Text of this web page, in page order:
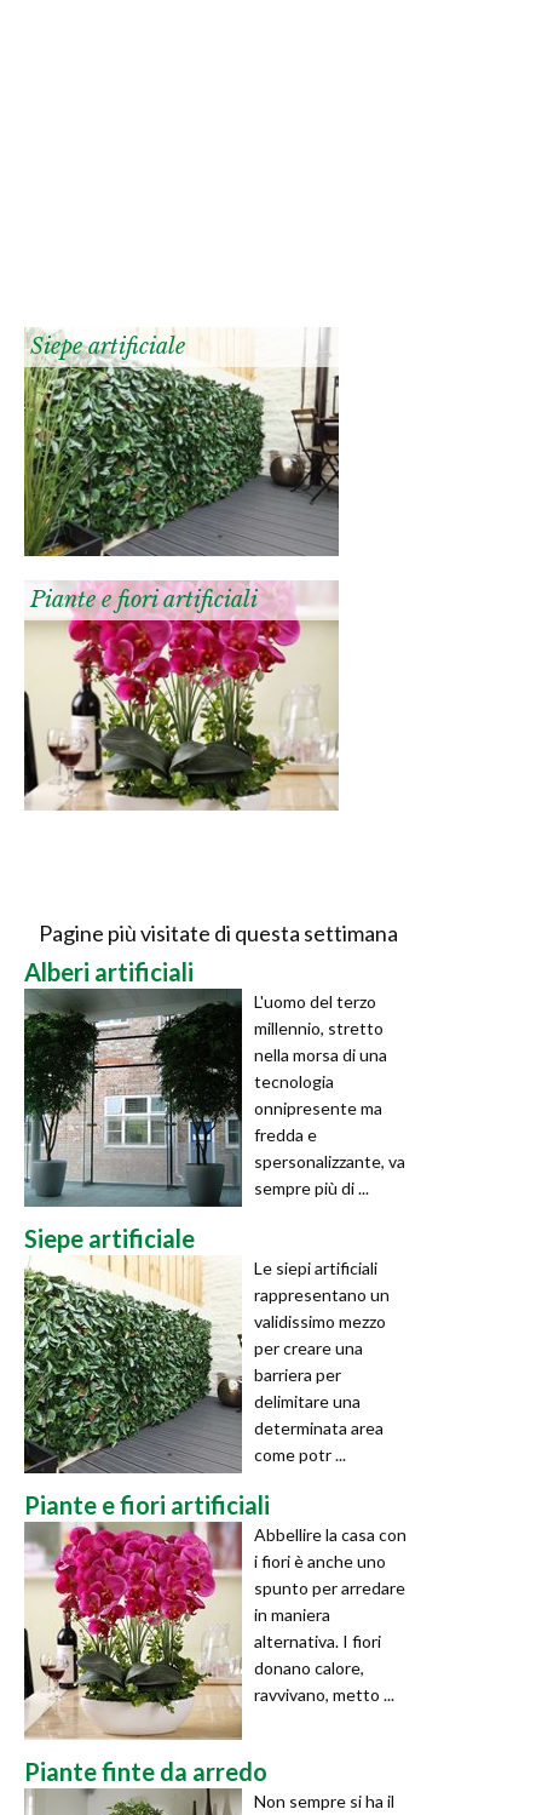
Siepe artificiale
Piante e fiori artificiali
Pagine più visitate di questa settimana
Alberi artificiali
L'uomo del terzo
millennio, stretto
nella morsa di una
tecnologia
onnipresente ma
fredda e
spersonalizzante, va
sempre più di ...
Siepe artificiale
Le siepi artificiali
rappresentano un
validissimo mezzo
per creare una
barriera per
delimitare una
determinata area
come potr ...
Piante e fiori artificiali
Abbellire la casa con
i fiori è anche uno
spunto per arredare
in maniera
alternativa. I fiori
donano calore,
ravvivano, metto ...
Piante finte da arredo
Non sempre si ha il